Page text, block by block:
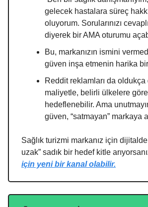
gelecek hastalara süreç
oluyorum. Sorularınızı
diyerek bir AMA oturumu
Bu, markanızın ismini
güven inşa etmenin harika
Reddit reklamları da oldukça
maliyetle, belirli ülkelere göre
hedeflenebilir. Ama
güven, “satmayan” markaya
Sağlık turizmi markanız için
uzak” sadık bir hedef kitle
için yeni bir kanal olabilir.